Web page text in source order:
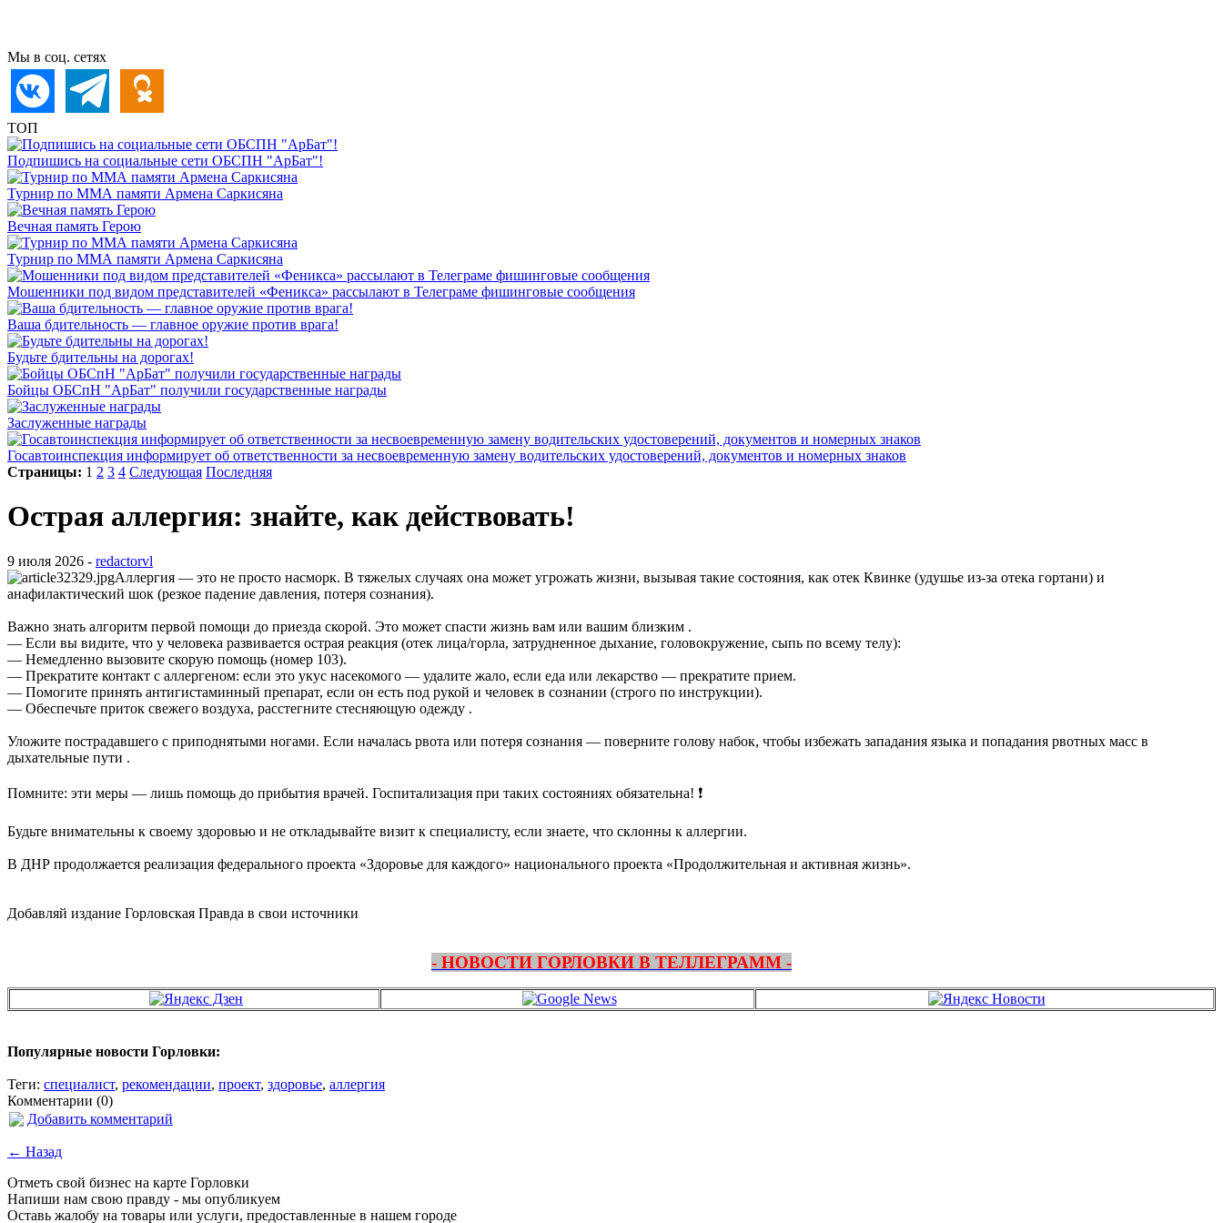
Мы в соц. сетях
ТОП
Подпишись на социальные сети ОБСПН "АрБат"!
Турнир по ММА памяти Армена Саркисяна
Вечная память Герою
Турнир по ММА памяти Армена Саркисяна
Мошенники под видом представителей «Феникса» рассылают в Телеграме фишинговые сообщения
Ваша бдительность — главное оружие против врага!
Будьте бдительны на дорогах!
Бойцы ОБСпН "АрБат" получили государственные награды
Заслуженные награды
Госавтоинспекция информирует об ответственности за несвоевременную замену водительских удостоверений, документов и номерных знаков
Страницы: 1 2 3 4 Следующая Последняя
Острая аллергия: знайте, как действовать!
9 июля 2026 - redactorvl
Аллергия — это не просто насморк. В тяжелых случаях она может угрожать жизни, вызывая такие состояния, как отек Квинке (удушье из-за отека гортани) и
анафилактический шок (резкое падение давления, потеря сознания).
Важно знать алгоритм первой помощи до приезда скорой. Это может спасти жизнь вам или вашим близким .
— Если вы видите, что у человека развивается острая реакция (отек лица/горла, затрудненное дыхание, головокружение, сыпь по всему телу):
— Немедленно вызовите скорую помощь (номер 103).
— Прекратите контакт с аллергеном: если это укус насекомого — удалите жало, если еда или лекарство — прекратите прием.
— Помогите принять антигистаминный препарат, если он есть под рукой и человек в сознании (строго по инструкции).
— Обеспечьте приток свежего воздуха, расстегните стесняющую одежду .
Уложите пострадавшего с приподнятыми ногами. Если началась рвота или потеря сознания — поверните голову набок, чтобы избежать западания языка и попадания рвотных масс в
дыхательные пути .
Помните: эти меры — лишь помощь до прибытия врачей. Госпитализация при таких состояниях обязательна! ❗️
Будьте внимательны к своему здоровью и не откладывайте визит к специалисту, если знаете, что склонны к аллергии.
В ДНР продолжается реализация федерального проекта «Здоровье для каждого» национального проекта «Продолжительная и активная жизнь».
Добавляй издание Горловская Правда в свои источники
- НОВОСТИ ГОРЛОВКИ В ТЕЛЛЕГРАММ -
Популярные новости Горловки:
Теги: специалист, рекомендации, проект, здоровье, аллергия
Комментарии (0)
Добавить комментарий
← Назад
Отметь свой бизнес на карте Горловки
Напиши нам свою правду - мы опубликуем
Оставь жалобу на товары или услуги, предоставленные в нашем городе